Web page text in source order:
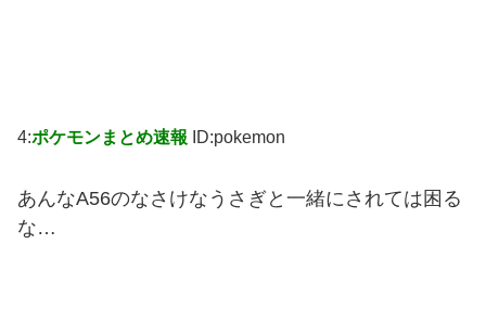
4:ポケモンまとめ速報 ID:pokemon
あんなA56のなさけなうさぎと一緒にされては困る
な…